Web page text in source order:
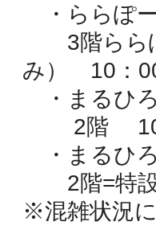
・ららぽ
3階ららぽ
み） 10：
・まるひ
2階
・まるひ
2階=特
※混雑状況